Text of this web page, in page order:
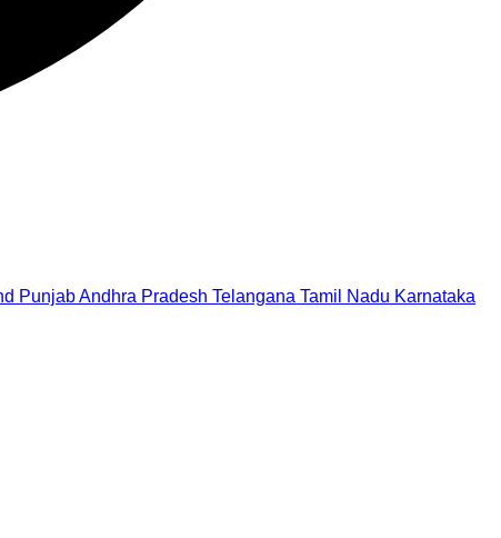
PunjabAndhra Pradesh Telangana Tamil Nadu Karnataka